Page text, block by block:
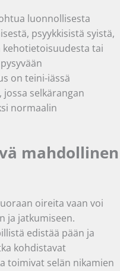
luonnollisesta
psyykkisistä syistä,
tai
on teini-iässä
selkärangan
normaalin
mahdollinen
oireita vaan voi
ja jatkumiseen.
edistää pään ja
kohdistavat
toimivat selän nikamien